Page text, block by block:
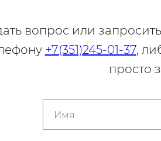
вопрос или
+7(351)245-01-37,
просто